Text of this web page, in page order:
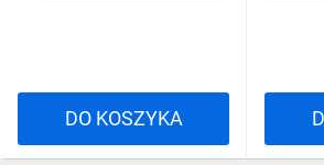
DO KOSZYKA